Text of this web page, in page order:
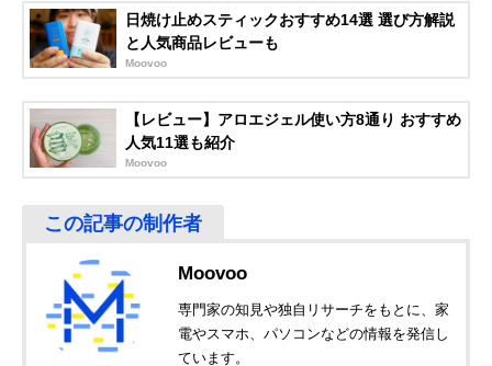
日焼け止めスティックおすすめ14選 選び方解説
と人気商品レビューも
Moovoo
【レビュー】アロエジェル使い方8通り おすすめ
人気11選も紹介
Moovoo
Moovoo
専門家の知見や独自リサーチをもとに、家
電やスマホ、パソコンなどの情報を発信し
ています。